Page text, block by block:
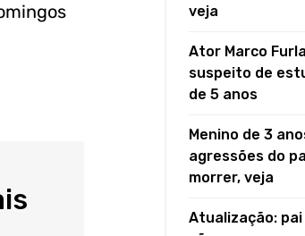
veja
Ator Marco
suspeito de
de 5 anos
Menino de 3
agressões do
morrer, veja
Atualização: